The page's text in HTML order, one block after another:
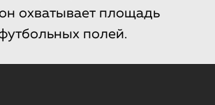
охватывает площадь
полей.